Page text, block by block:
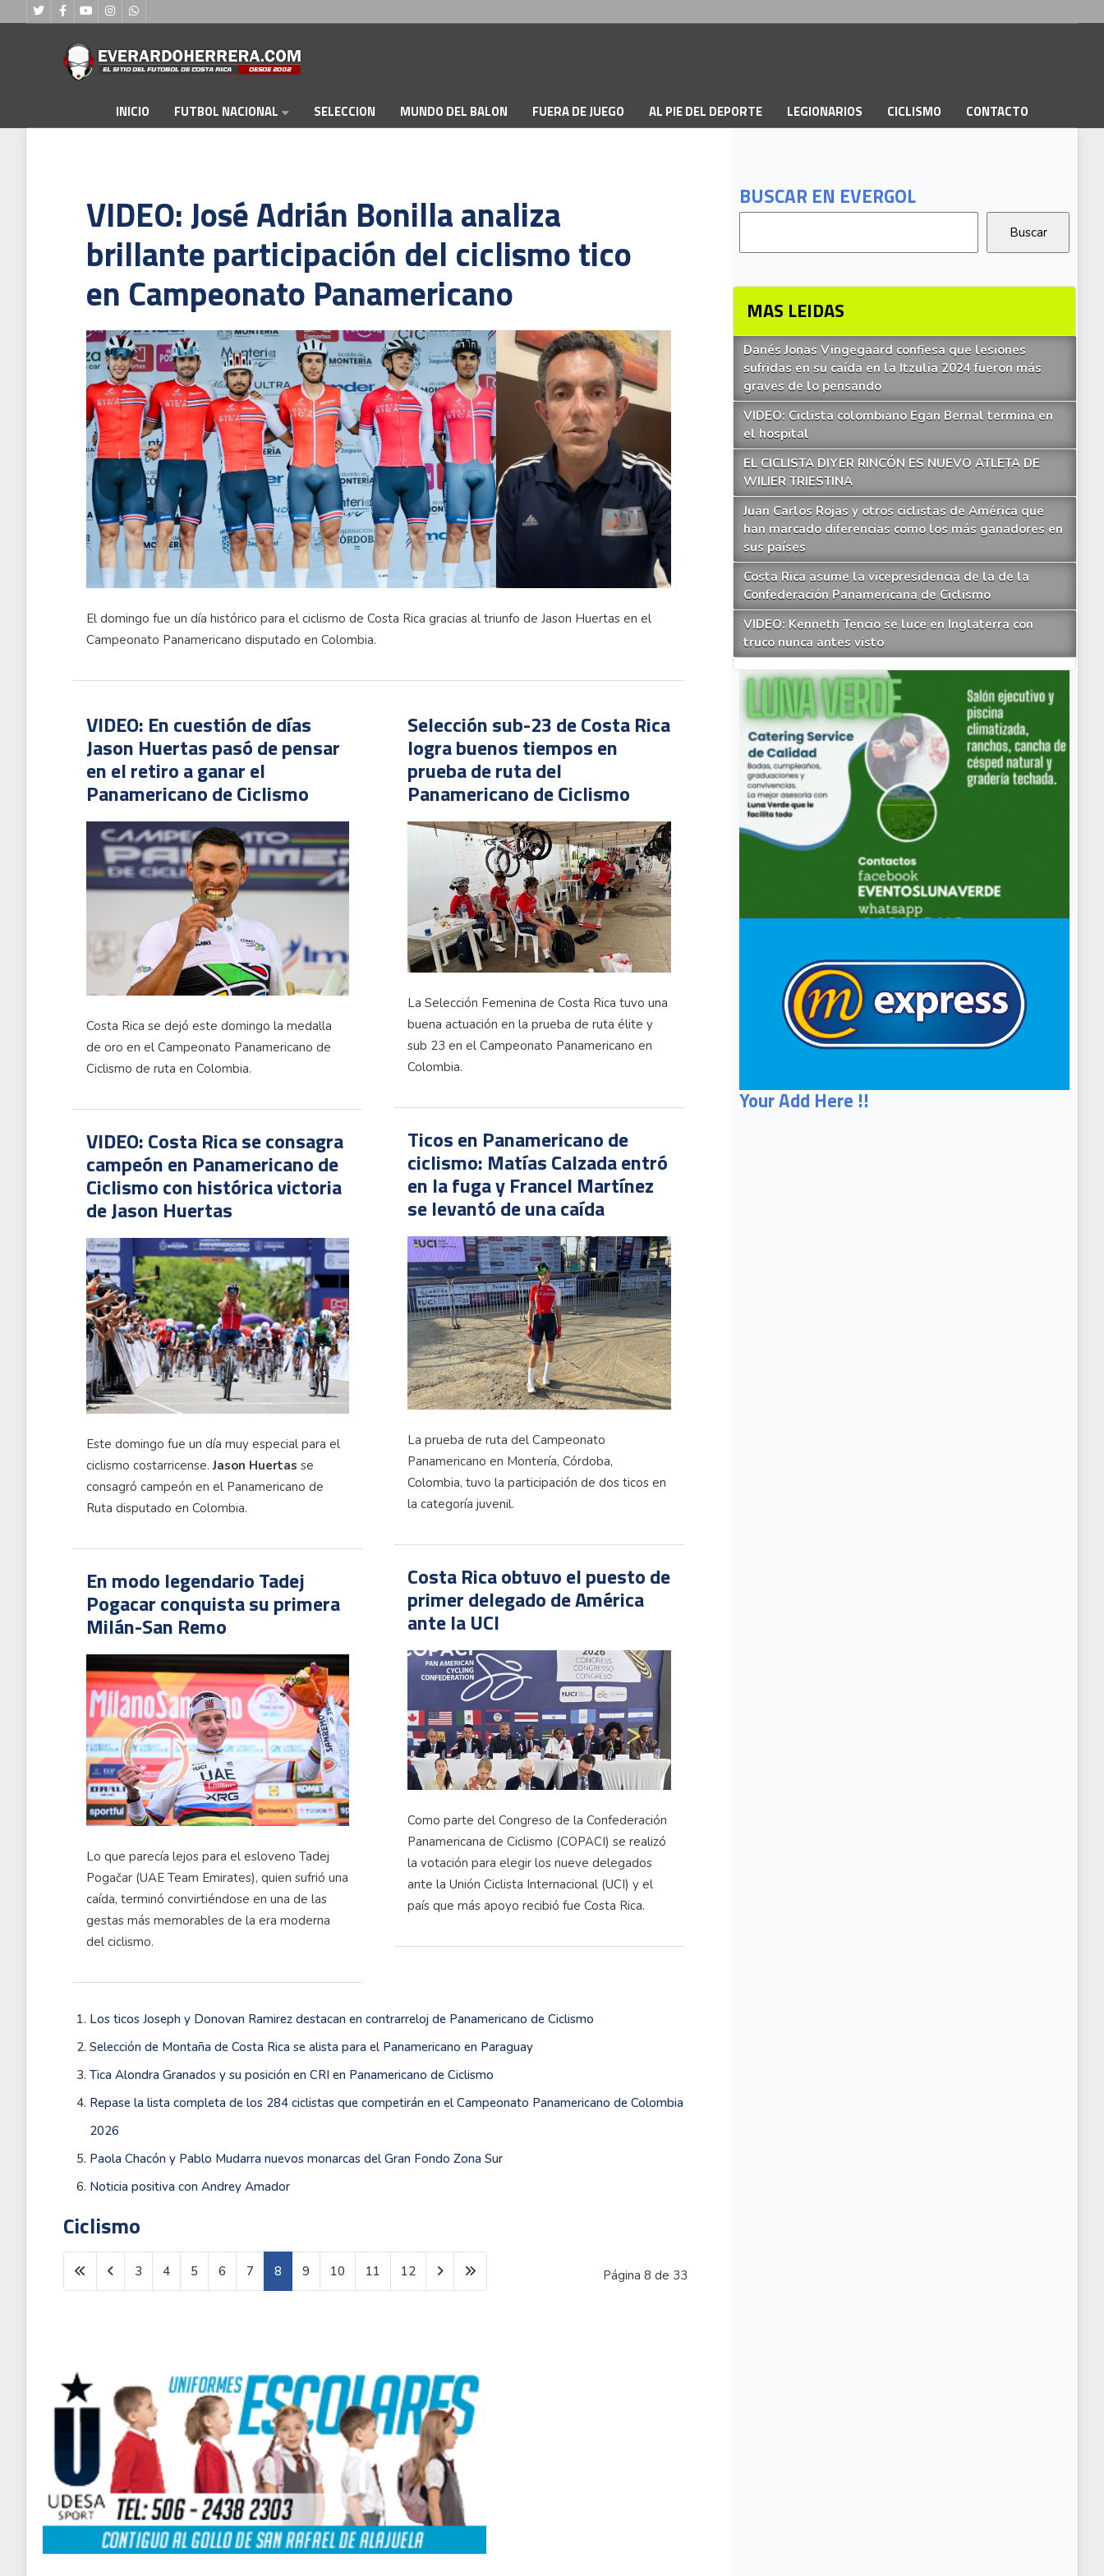
INICIO FUTBOL NACIONAL SELECCION MUNDO DEL BALON FUERA DE JUEGO AL PIE DEL DEPORTE LEGIONARIOS CICLISMO CONTACTO
BUSCAR EN EVERGOL
MAS LEIDAS
Danés Jonas Vingegaard confiesa que lesiones
sufridas en su caída en la Itzulia 2024 fueron más
graves de lo pensando
VIDEO: Ciclista colombiano Egan Bernal termina en
el hospital
EL CICLISTA DIYER RINCÓN ES NUEVO ATLETA DE
WILIER TRIESTINA
Juan Carlos Rojas y otros ciclistas de América que
han marcado diferencias como los más ganadores en
sus países
Costa Rica asume la vicepresidencia de la de la
Confederación Panamericana de Ciclismo
VIDEO: Kenneth Tencio se luce en Inglaterra con
truco nunca antes visto
Your Add Here !!
VIDEO: José Adrián Bonilla analiza
brillante participación del ciclismo tico
en Campeonato Panamericano
El domingo fue un día histórico para el ciclismo de Costa Rica gracias al triunfo de Jason Huertas en el
Campeonato Panamericano disputado en Colombia.
VIDEO: En cuestión de días
Jason Huertas pasó de pensar
en el retiro a ganar el
Panamericano de Ciclismo
Costa Rica se dejó este domingo la medalla
de oro en el Campeonato Panamericano de
Ciclismo de ruta en Colombia.
VIDEO: Costa Rica se consagra
campeón en Panamericano de
Ciclismo con histórica victoria
de Jason Huertas
Este domingo fue un día muy especial para el
ciclismo costarricense.Jason Huertas se
consagró campeón en el Panamericano de
Ruta disputado en Colombia.
En modo legendario Tadej
Pogacar conquista su primera
Milán-San Remo
Lo que parecía lejos para el esloveno Tadej
Pogačar (UAE Team Emirates), quien sufrió una
caída, terminó convirtiéndose en una de las
gestas más memorables de la era moderna
del ciclismo.
Selección sub-23 de Costa Rica
logra buenos tiempos en
prueba de ruta del
Panamericano de Ciclismo
La Selección Femenina de Costa Rica tuvo una
buena actuación en la prueba de ruta élite y
sub 23 en el Campeonato Panamericano en
Colombia.
Ticos en Panamericano de
ciclismo: Matías Calzada entró
en la fuga y Francel Martínez
se levantó de una caída
La prueba de ruta del Campeonato
Panamericano en Montería, Córdoba,
Colombia, tuvo la participación de dos ticos en
la categoría juvenil.
Costa Rica obtuvo el puesto de
primer delegado de América
ante la UCI
Como parte del Congreso de la Confederación
Panamericana de Ciclismo (COPACI) se realizó
la votación para elegir los nueve delegados
ante la Unión Ciclista Internacional (UCI) y el
país que más apoyo recibió fue Costa Rica.
Los ticos Joseph y Donovan Ramirez destacan en contrarreloj de Panamericano de Ciclismo
Selección de Montaña de Costa Rica se alista para el Panamericano en Paraguay
Tica Alondra Granados y su posición en CRI en Panamericano de Ciclismo
Repase la lista completa de los 284 ciclistas que competirán en el Campeonato Panamericano de Colombia
2026
Paola Chacón y Pablo Mudarra nuevos monarcas del Gran Fondo Zona Sur
Noticia positiva con Andrey Amador
Ciclismo
Página 8 de 33
3 4 5 6 7 8 9 10 11 12